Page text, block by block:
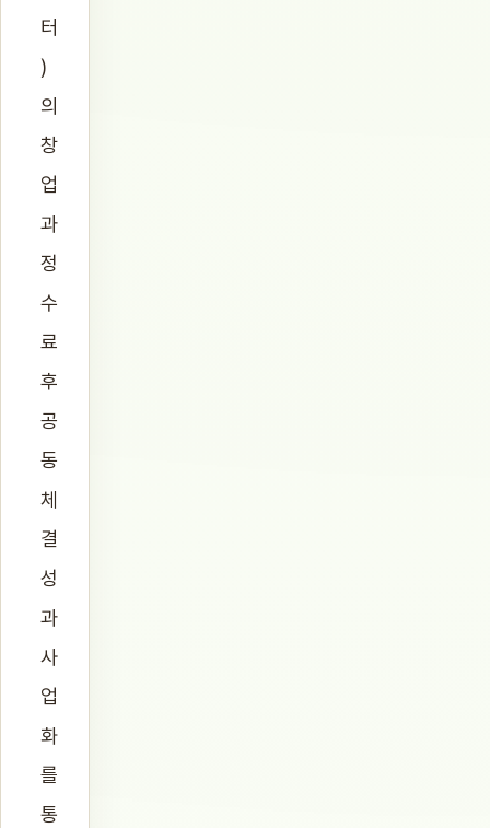
터
)
의
창
업
과
정
수
료
후
공
동
체
결
성
과
사
업
화
를
통